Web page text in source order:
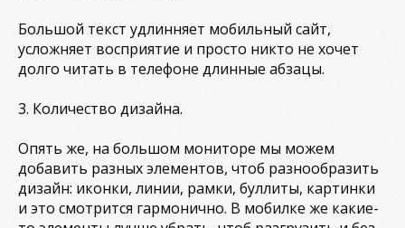
Большой текст удлинняет мобильный сайт,
усложняет восприятие и просто никто не хочет
долго читать в телефоне длинные абзацы.
3. Количество дизайна.
Опять же, на большом мониторе мы можем
добавить разных элементов, чтоб разнообразить
дизайн: иконки, линии, рамки, буллиты, картинки
и это смотрится гармонично. В мобилке же какие-